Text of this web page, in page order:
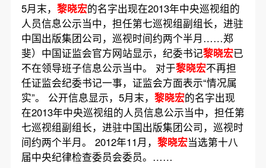
5月末， 黎晓宏的名字出现在2013年中央巡视组的
人员信息公示当中，担任第七巡视组副组长，进驻
中国出版集团公司，巡视时间约两个半月……郑
斐）中国证监会官方网站显示，纪委书记黎晓宏已
不在领导班子信息公示当中。 对于黎晓宏不再担
任证监会纪委书记一事，证监会方面表示“情况属
实”。 公开信息显示，5月末， 黎晓宏的名字出现
在2013年中央巡视组的人员信息公示当中，担任第
七巡视组副组长，进驻中国出版集团公司，巡视时
间约两个半月。 2012年11月， 黎晓宏当选第十八
届中央纪律检查委员会委员。……